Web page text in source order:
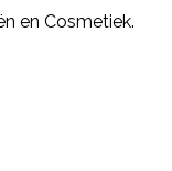
en Cosmetiek.